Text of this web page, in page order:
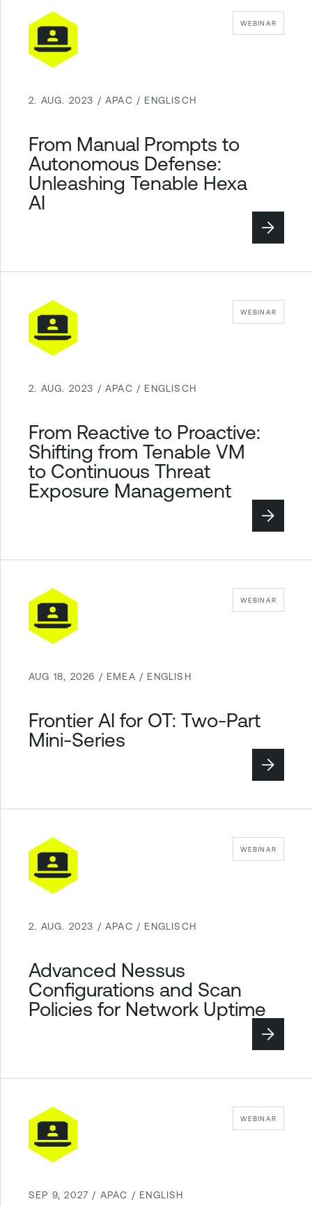
WEBINAR
2. AUG. 2023 / APAC / ENGLISCH
From Manual Prompts to
Autonomous Defense:
Unleashing Tenable Hexa
AI
WEBINAR
2. AUG. 2023 / APAC / ENGLISCH
From Reactive to Proactive:
Shifting from Tenable VM
to Continuous Threat
Exposure Management
WEBINAR
AUG 18, 2026 / EMEA / ENGLISH
Frontier AI for OT: Two-Part
Mini-Series
WEBINAR
2. AUG. 2023 / APAC / ENGLISCH
Advanced Nessus
Configurations and Scan
Policies for Network Uptime
WEBINAR
SEP 9, 2027 / APAC / ENGLISH